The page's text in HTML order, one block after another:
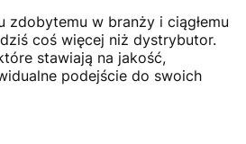
zdobytemu w branży i ciągłemu
coś więcej niż dystrybutor.
stawiają na jakość,
podejście do swoich